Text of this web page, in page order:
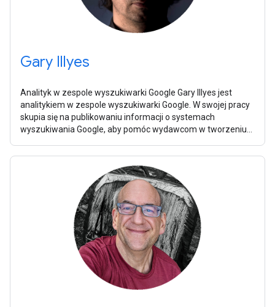
Gary Illyes
Analityk w zespole wyszukiwarki Google Gary Illyes jest
analitykiem w zespole wyszukiwarki Google. W swojej pracy
skupia się na publikowaniu informacji o systemach
wyszukiwania Google, aby pomóc wydawcom w tworzeniu